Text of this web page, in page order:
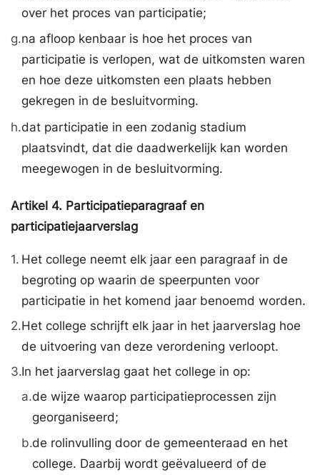
over het proces van participatie;
g.na afloop kenbaar is hoe het proces van
participatie is verlopen, wat de uitkomsten waren
en hoe deze uitkomsten een plaats hebben
gekregen in de besluitvorming.
h.dat participatie in een zodanig stadium
plaatsvindt, dat die daadwerkelijk kan worden
meegewogen in de besluitvorming.
Artikel 4. Participatieparagraaf en
participatiejaarverslag
1. Het college neemt elk jaar een paragraaf in de
begroting op waarin de speerpunten voor
participatie in het komend jaar benoemd worden.
2.Het college schrijft elk jaar in het jaarverslag hoe
de uitvoering van deze verordening verloopt.
3.In het jaarverslag gaat het college in op:
a.de wijze waarop participatieprocessen zijn
georganiseerd;
b.de rolinvulling door de gemeenteraad en het
college. Daarbij wordt geëvalueerd of de